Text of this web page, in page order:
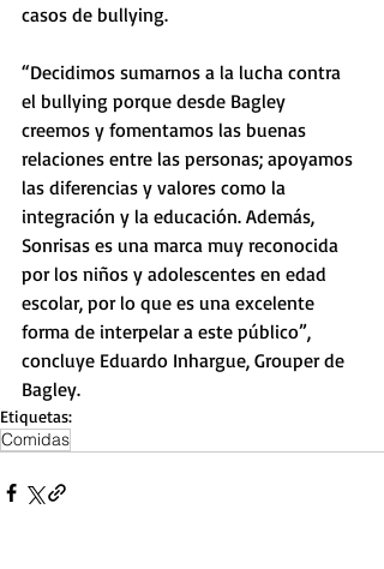
casos de bullying.
“Decidimos sumarnos a la lucha contra
el bullying porque desde Bagley
creemos y fomentamos las buenas
relaciones entre las personas; apoyamos
las diferencias y valores como la
integración y la educación. Además,
Sonrisas es una marca muy reconocida
por los niños y adolescentes en edad
escolar, por lo que es una excelente
forma de interpelar a este público”,
concluye Eduardo Inhargue, Grouper de
Bagley.
Etiquetas:
Comidas